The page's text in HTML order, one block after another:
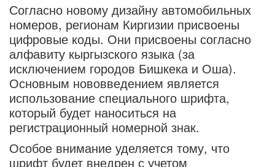
Согласно новому дизайну автомобильных
номеров, регионам Киргизии присвоены
цифровые коды. Они присвоены согласно
алфавиту кыргызского языка (за
исключением городов Бишкека и Оша).
Основным нововведением является
использование специального шрифта,
который будет наноситься на
регистрационный номерной знак.
Особое внимание уделяется тому, что
шрифт будет внедрен с учетом